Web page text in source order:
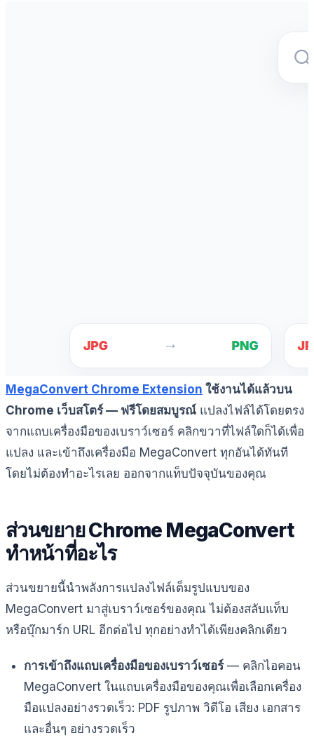
MegaConvert Chrome Extension ใช้งานได้แล้วบน
Chrome เว็บสโตร์ — ฟรีโดยสมบูรณ์ แปลงไฟล์ได้โดยตรง
จากแถบเครื่องมือของเบราว์เซอร์ คลิกขวาที่ไฟล์ใดก็ได้เพื่อ
แปลง และเข้าถึงเครื่องมือ MegaConvert ทุกอันได้ทันที
โดยไม่ต้องทำอะไรเลย ออกจากแท็บปัจจุบันของคุณ
ส่วนขยาย Chrome MegaConvert
ทำหน้าที่อะไร
ส่วนขยายนี้นำพลังการแปลงไฟล์เต็มรูปแบบของ
MegaConvert มาสู่เบราว์เซอร์ของคุณ ไม่ต้องสลับแท็บ
หรือบุ๊กมาร์ก URL อีกต่อไป ทุกอย่างทำได้เพียงคลิกเดียว
การเข้าถึงแถบเครื่องมือของเบราว์เซอร์— คลิกไอคอน
MegaConvert ในแถบเครื่องมือของคุณเพื่อเลือกเครื่อง
มือแปลงอย่างรวดเร็ว: PDF รูปภาพ วิดีโอ เสียง เอกสาร
และอื่นๆ อย่างรวดเร็ว